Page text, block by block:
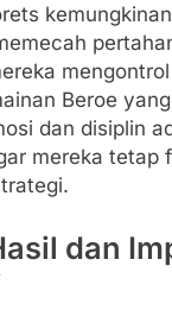
Beroe
dan disiplin
mereka tetap
dan